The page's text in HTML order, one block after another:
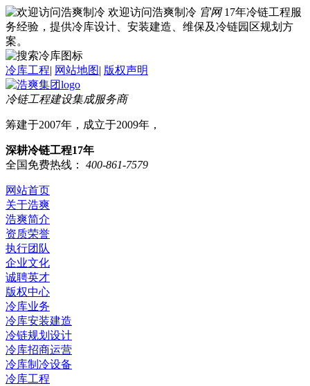
欢迎访问浩爽制冷 官网 17年冷链工程服
务经验，提供冷库设计、安装建造、维保及冷链园区规划方
案。
冷库工程| 网站地图| 版权声明
冷链工程建设集成服务商
筹建于2007年，成立于2009年，
深耕冷链工程17年
全国免费热线：
400-861-7579
网站首页
关于浩爽
浩爽简介
资质荣誉
执行团队
企业文化
诚聘英才
版权中心
冷库业务
冷库安装建造
冷链规划设计
冷库招商运营
冷库制冷设备
冷库工程